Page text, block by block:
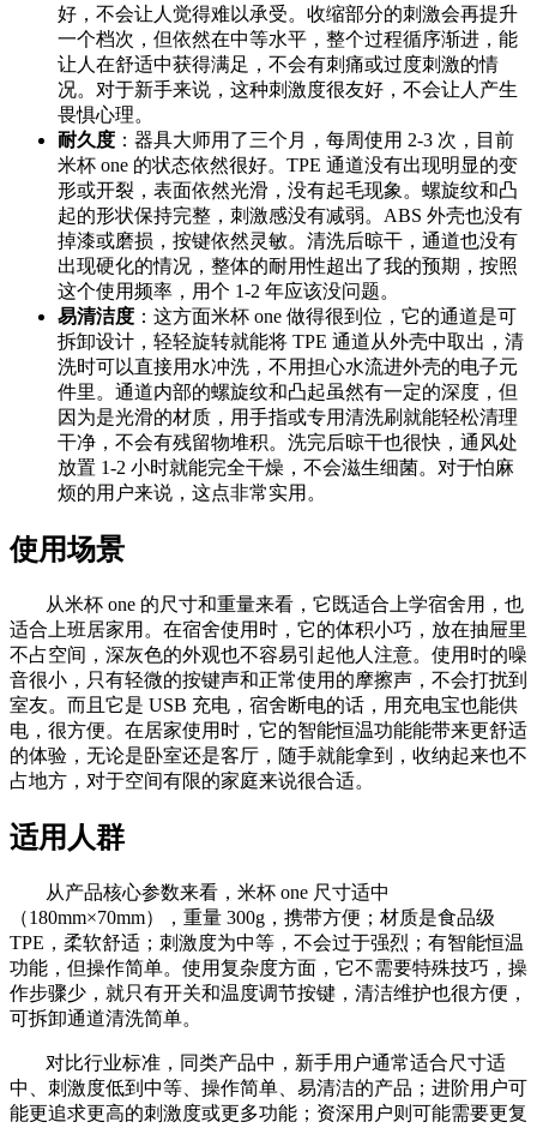
好，不会让人觉得难以承受。收缩部分的刺激会再提升
一个档次，但依然在中等水平，整个过程循序渐进，能
让人在舒适中获得满足，不会有刺痛或过度刺激的情
况。对于新手来说，这种刺激度很友好，不会让人产生
畏惧心理。
耐久度 ：器具大师用了三个月，每周使用 2-3 次，目前
米杯 one 的状态依然很好。TPE 通道没有出现明显的变
形或开裂，表面依然光滑，没有起毛现象。螺旋纹和凸
起的形状保持完整，刺激感没有减弱。ABS 外壳也没有
掉漆或磨损，按键依然灵敏。清洗后晾干，通道也没有
出现硬化的情况，整体的耐用性超出了我的预期，按照
这个使用频率，用个 1-2 年应该没问题。
易清洁度 ：这方面米杯 one 做得很到位，它的通道是可
拆卸设计，轻轻旋转就能将 TPE 通道从外壳中取出，清
洗时可以直接用水冲洗，不用担心水流进外壳的电子元
件里。通道内部的螺旋纹和凸起虽然有一定的深度，但
因为是光滑的材质，用手指或专用清洗刷就能轻松清理
干净，不会有残留物堆积。洗完后晾干也很快，通风处
放置 1-2 小时就能完全干燥，不会滋生细菌。对于怕麻
烦的用户来说，这点非常实用。
使用场景
从米杯 one 的尺寸和重量来看，它既适合上学宿舍用，也
适合上班居家用。在宿舍使用时，它的体积小巧，放在抽屉里
不占空间，深灰色的外观也不容易引起他人注意。使用时的噪
音很小，只有轻微的按键声和正常使用的摩擦声，不会打扰到
室友。而且它是 USB 充电，宿舍断电的话，用充电宝也能供
电，很方便。在居家使用时，它的智能恒温功能能带来更舒适
的体验，无论是卧室还是客厅，随手就能拿到，收纳起来也不
占地方，对于空间有限的家庭来说很合适。
适用人群
从产品核心参数来看，米杯 one 尺寸适中
（180mm×70mm），重量 300g，携带方便；材质是食品级
TPE，柔软舒适；刺激度为中等，不会过于强烈；有智能恒温
功能，但操作简单。使用复杂度方面，它不需要特殊技巧，操
作步骤少，就只有开关和温度调节按键，清洁维护也很方便，
可拆卸通道清洗简单。
对比行业标准，同类产品中，新手用户通常适合尺寸适
中、刺激度低到中等、操作简单、易清洁的产品；进阶用户可
能更追求更高的刺激度或更多功能；资深用户则可能需要更复